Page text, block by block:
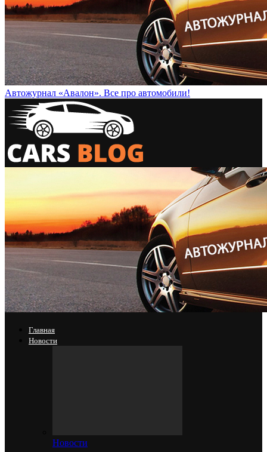
Автожурнал «Авалон». Все про автомобили!
Главная
Новости
Новости